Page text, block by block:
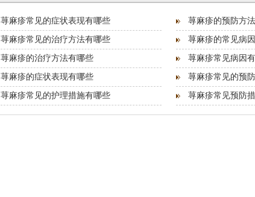
荨麻疹常见的症状表现有哪些 荨麻疹的预防方
荨麻疹常见的治疗方法有哪些 荨麻疹的常见病
荨麻疹的治疗方法有哪些 荨麻疹常见病因
荨麻疹的症状表现有哪些 荨麻疹常见的预
荨麻疹常见的护理措施有哪些 荨麻疹常见预防